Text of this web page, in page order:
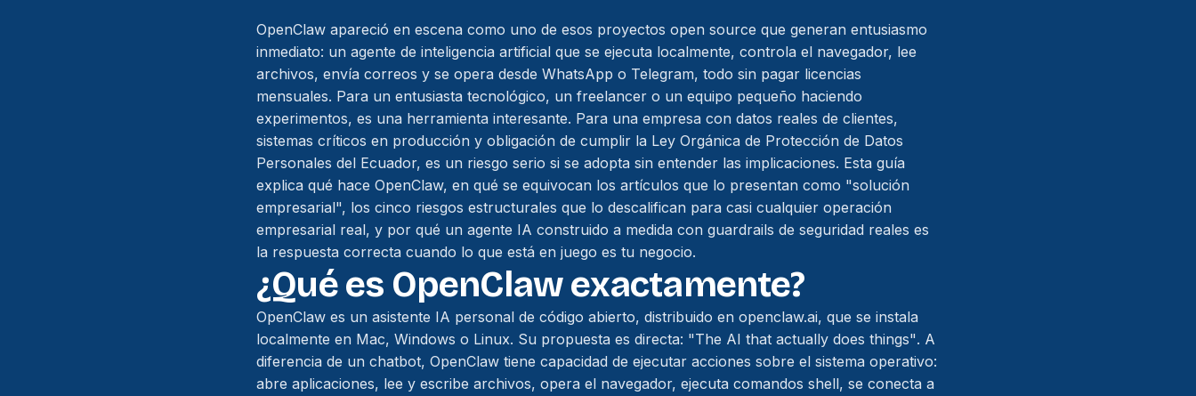
OpenClaw apareció en escena como uno de esos proyectos open source que generan entusiasmo
inmediato: un agente de inteligencia artificial que se ejecuta localmente, controla el navegador, lee
archivos, envía correos y se opera desde WhatsApp o Telegram, todo sin pagar licencias
mensuales. Para un entusiasta tecnológico, un freelancer o un equipo pequeño haciendo
experimentos, es una herramienta interesante. Para una empresa con datos reales de clientes,
sistemas críticos en producción y obligación de cumplir la Ley Orgánica de Protección de Datos
Personales del Ecuador, es un riesgo serio si se adopta sin entender las implicaciones. Esta guía
explica qué hace OpenClaw, en qué se equivocan los artículos que lo presentan como "solución
empresarial", los cinco riesgos estructurales que lo descalifican para casi cualquier operación
empresarial real, y por qué un agente IA construido a medida con guardrails de seguridad reales es
la respuesta correcta cuando lo que está en juego es tu negocio.
¿Qué es OpenClaw exactamente?
OpenClaw es un asistente IA personal de código abierto, distribuido en openclaw.ai, que se instala
localmente en Mac, Windows o Linux. Su propuesta es directa: "The AI that actually does things". A
diferencia de un chatbot, OpenClaw tiene capacidad de ejecutar acciones sobre el sistema operativo:
abre aplicaciones, lee y escribe archivos, opera el navegador, ejecuta comandos shell, se conecta a